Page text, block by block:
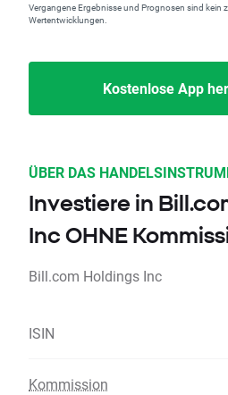
Vergangene Ergebnisse und Prognosen sind kein
Wertentwicklungen.
Kostenlose App
ÜBER DAS
Investiere in
Inc OHNE
Bill.com Holdings Inc
ISIN
Kommission